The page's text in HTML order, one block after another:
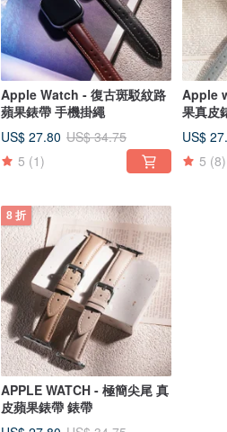
Apple Watch - 復古斑駁紋路
蘋果錶帶 手機掛繩
US$ 27.80 US$ 34.75
5 (1)
Apple
果真皮
US$
5 (8)
8 折
APPLE WATCH - 極簡尖尾 真
皮蘋果錶帶 錶帶